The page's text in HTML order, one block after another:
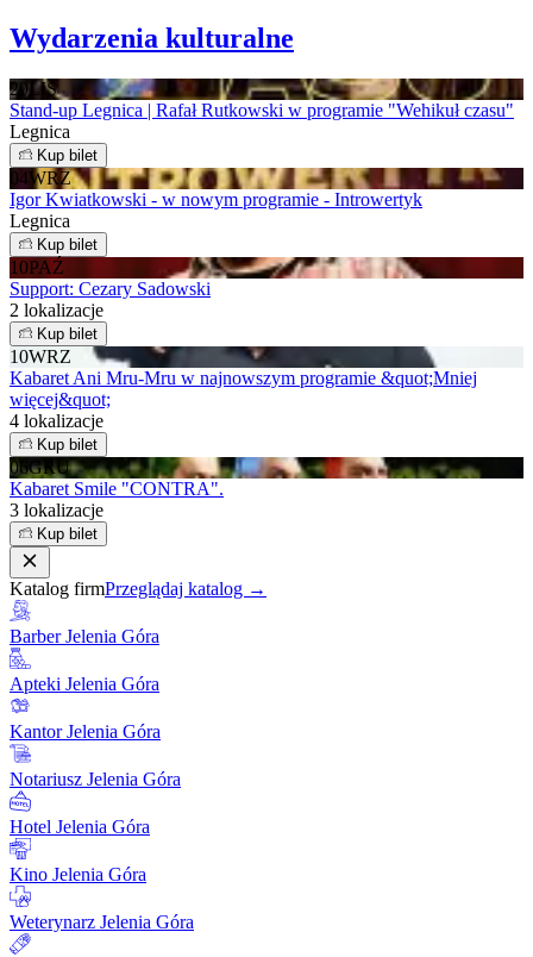
Wydarzenia kulturalne
20 LIS
Stand-up Legnica | Rafał Rutkowski w programie "Wehikuł czasu"
Legnica
Kup bilet
04WRZ
Igor Kwiatkowski - w nowym programie - Introwertyk
Legnica
Kup bilet
10PAŹ
Support: Cezary Sadowski
2 lokalizacje
Kup bilet
10WRZ
Kabaret Ani Mru-Mru w najnowszym programie &quot;Mniej
więcej&quot;
4 lokalizacje
Kup bilet
06GRU
Kabaret Smile "CONTRA".
3 lokalizacje
Kup bilet
Katalog firmPrzeglądaj katalog →
Barber Jelenia Góra
Apteki Jelenia Góra
Kantor Jelenia Góra
Notariusz Jelenia Góra
Hotel Jelenia Góra
Kino Jelenia Góra
Weterynarz Jelenia Góra